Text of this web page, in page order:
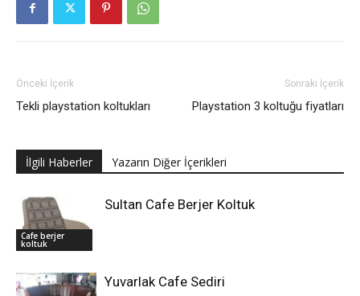
Önceki İçerik
Tekli playstation koltukları
Sonraki İçerik
Playstation 3 koltuğu fiyatları
İlgili Haberler Yazarın Diğer İçerikleri
Cafe berjer
koltuk
Sultan Cafe Berjer Koltuk
Yuvarlak Cafe Sediri